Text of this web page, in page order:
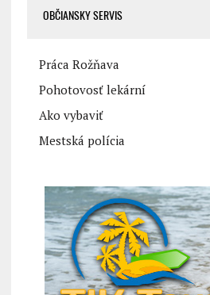
OBČIANSKY SERVIS
Práca Rožňava
Pohotovosť lekární
Ako vybaviť
Mestská polícia